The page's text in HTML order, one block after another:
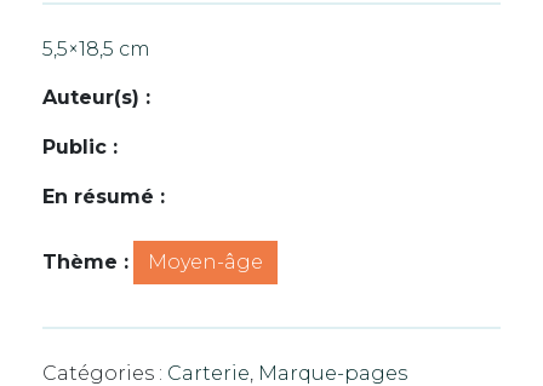
5,5×18,5 cm
Auteur(s) :
Public :
En résumé :
Thème : Moyen-âge
Catégories : Carterie Marque-pages